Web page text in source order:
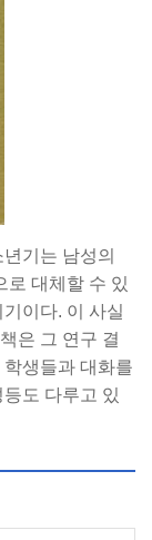
기는 남성의
로 대체할 수 있
이다. 이 사실
은 그 연구 결
생들과 대화를
도 다루고 있